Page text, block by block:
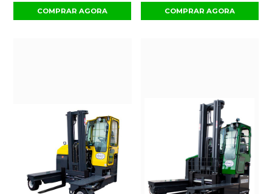
COMPRAR AGORA COMPRAR AGORA